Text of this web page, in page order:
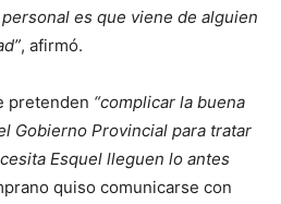
es que viene de alguien
, afirmó.
pretenden “complicar la buena
Gobierno Provincial para tratar
Esquel lleguen lo antes
quiso comunicarse con